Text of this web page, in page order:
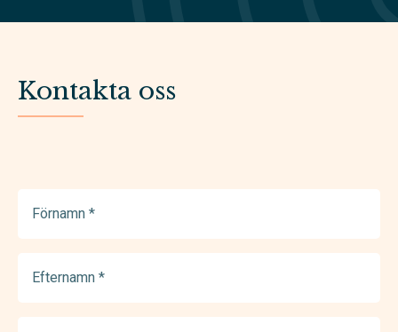
Kontakta oss
(Required)
(Required)